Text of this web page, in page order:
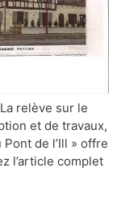
relève sur le
et de travaux,
de l’Ill » offre
l’article complet